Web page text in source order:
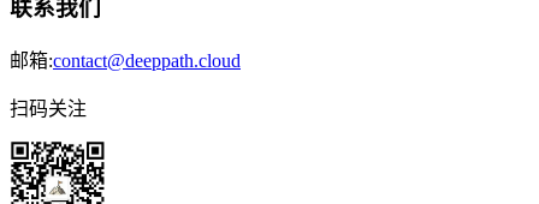
联系我们
邮箱:contact@deeppath.cloud
扫码关注